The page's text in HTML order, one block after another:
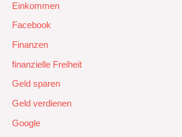
Einkommen
Facebook
Finanzen
finanzielle Freiheit
Geld sparen
Geld verdienen
Google